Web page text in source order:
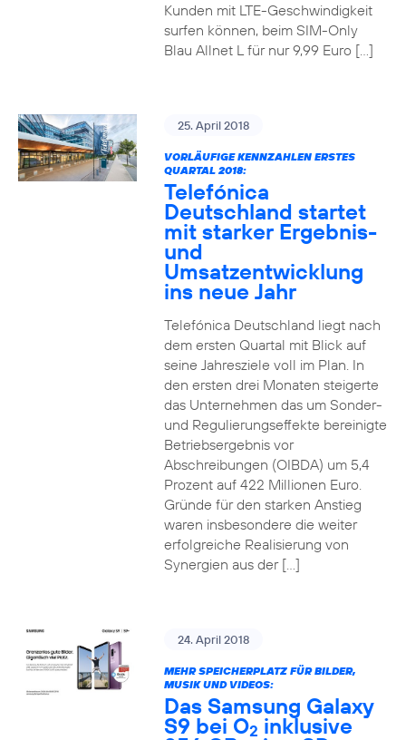
Kunden mit LTE-Geschwindigkeit
surfen können, beim SIM-Only
Blau Allnet L für nur 9,99 Euro […]
25. April 2018
VORLÄUFIGE KENNZAHLEN ERSTES
QUARTAL 2018:
Telefónica
Deutschland startet
mit starker Ergebnis-
und
Umsatzentwicklung
ins neue Jahr
Telefónica Deutschland liegt nach
dem ersten Quartal mit Blick auf
seine Jahresziele voll im Plan. In
den ersten drei Monaten steigerte
das Unternehmen das um Sonder-
und Regulierungseffekte bereinigte
Betriebsergebnis vor
Abschreibungen (OIBDA) um 5,4
Prozent auf 422 Millionen Euro.
Gründe für den starken Anstieg
waren insbesondere die weiter
erfolgreiche Realisierung von
Synergien aus der […]
24. April 2018
MEHR SPEICHERPLATZ FÜR BILDER,
MUSIK UND VIDEOS:
Das Samsung Galaxy
S9 bei O2 inklusive